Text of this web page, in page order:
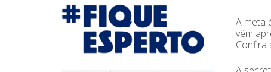
A meta
vêm
Confira